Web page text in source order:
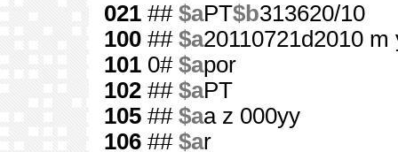
021 ## $aPT$b313620/10
100 ## $a20110721d2010
101 0# $apor
102 ## $aPT
105 ## $aa z 000yy
106 ## $ar